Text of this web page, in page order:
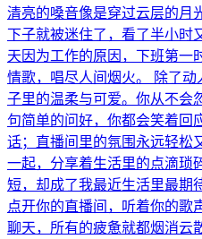
清亮的嗓音像是穿过云层的月
下子就被迷住了，看了半小时
天因为工作的原因，下班第一
情歌，唱尽人间烟火。 除了
子里的温柔与可爱。你从不会
句简单的问好，你都会笑着回
话；直播间里的氛围永远轻松
一起，分享着生活里的点滴琐
短，却成了我最近生活里最期
点开你的直播间，听着你的歌
聊天，所有的疲惫就都烟消云